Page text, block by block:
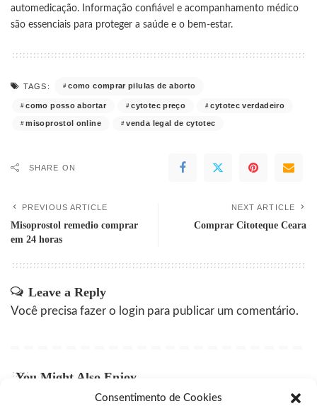
Consentimento de Cookies
automedicação. Informação confiável e acompanhamento médico
são essenciais para proteger a saúde e o bem-estar.
TAGS: como comprar pilulas de aborto
como posso abortar cytotec preço cytotec verdadeiro
misoprostol online venda legal de cytotec
SHARE ON
PREVIOUS ARTICLE
Misoprostol remedio comprar
em 24 horas
NEXT ARTICLE
Comprar Citoteque Ceara
Leave a Reply
Você precisa fazer o login para publicar um comentário.
You Might Also Enjoy